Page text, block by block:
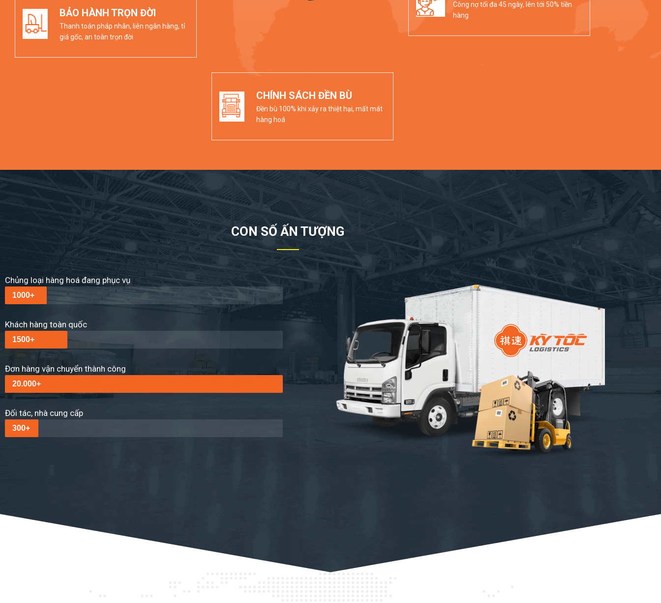
BẢO HÀNH TRỌN ĐỜI
Thanh toán pháp nhân, liên ngân hàng, tỉ
giá gốc, an toàn trọn đời
Công nợ tối đa 45 ngày, lên tới 50% tiền
hàng
CHÍNH SÁCH ĐỀN BÙ
Đền bù 100% khi xảy ra thiệt hại, mất mát
hàng hoá
CON SỐ ẤN TƯỢNG
Chủng loại hàng hoá đang phục vụ
1000+
Khách hàng toàn quốc
1500+
Đơn hàng vận chuyển thành công
20.000+
Đối tác, nhà cung cấp
300+